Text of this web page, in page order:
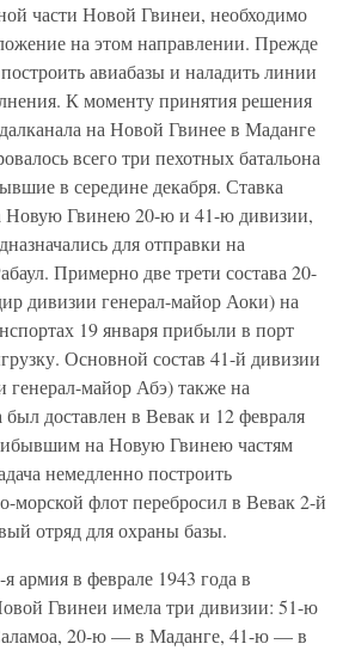
части Новой Гвинеи, необходимо
на этом направлении. Прежде
авиабазы и наладить линии
К моменту принятия решения
на Новой Гвинее в Маданге
всего три пехотных батальона
в середине декабря. Ставка
Новую Гвинею 20-ю и 41-ю дивизии,
для отправки на
Примерно две трети состава 20-
дивизии генерал-майор Аоки) на
19 января прибыли в порт
Основной состав 41-й дивизии
генерал-майор Абэ) также на
был доставлен в Вевак и 12 февраля
на Новую Гвинею частям
немедленно построить
морской флот перебросил в Вевак 2-й
отряд для охраны базы.
армия в феврале 1943 года в
Гвинеи имела три дивизии: 51-ю
20-ю — в Маданге, 41-ю — в